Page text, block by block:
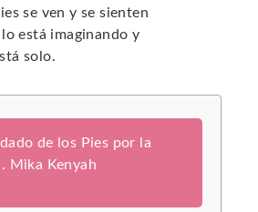
se ven y se sienten
está imaginando y
solo.
de los Pies por la
Mika Kenyah